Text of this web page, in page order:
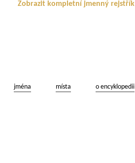
Zobrazit kompletní jmenný rejstřík
jména místa o encyklopedii